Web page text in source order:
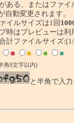
ある、またはファ
動変更されます。
イルサイズは1回
時はプレビューは利
計ファイルサイズ
■ ■ ■
■
角8文字以内)
と半角で入力